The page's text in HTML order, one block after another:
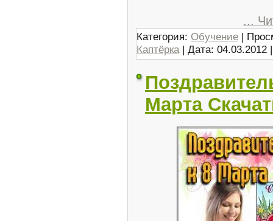
...
Категория: Обучение |
Каптёрка | Дата: 04.03.2012
Марта